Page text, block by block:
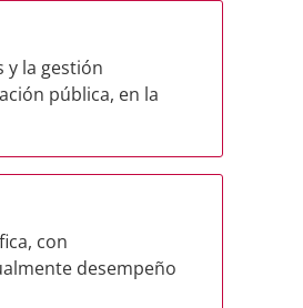
y la gestión
pública, en la
con
desempeño